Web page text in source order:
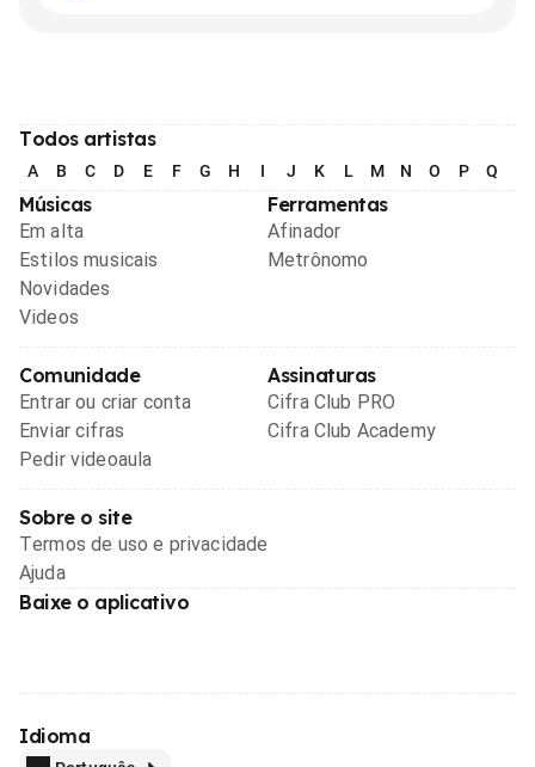
Todos artistas
A B C D E F G H I J K L M N O P Q
Músicas
Em alta
Estilos musicais
Novidades
Videos
Ferramentas
Afinador
Metrônomo
Comunidade
Entrar ou criar conta
Enviar cifras
Pedir videoaula
Assinaturas
Cifra Club PRO
Cifra Club Academy
Sobre o site
Termos de uso e privacidade
Ajuda
Baixe o aplicativo
Idioma